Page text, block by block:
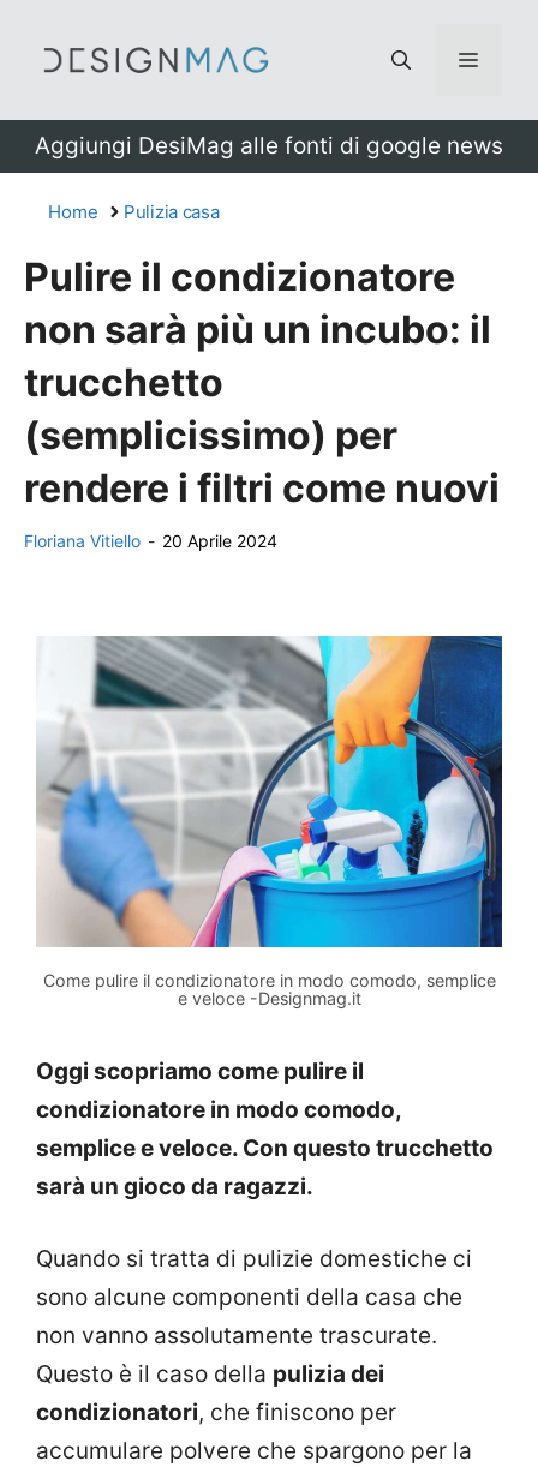
Menu
Aggiungi DesiMag alle fonti di google news
Home Pulizia casa
Pulire il condizionatore
non sarà più un incubo: il
trucchetto
(semplicissimo) per
rendere i filtri come nuovi
Floriana Vitiello - 20 Aprile 2024
Come pulire il condizionatore in modo comodo, semplice
e veloce -Designmag.it
Oggi scopriamo come pulire il
condizionatore in modo comodo,
semplice e veloce. Con questo trucchetto
sarà un gioco da ragazzi.
Quando si tratta di pulizie domestiche ci
sono alcune componenti della casa che
non vanno assolutamente trascurate.
Questo è il caso della pulizia dei
condizionatori, che finiscono per
accumulare polvere che spargono per la